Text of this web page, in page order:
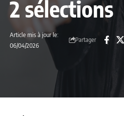
2 sélections
Article mis à jour le:
06/04/2026
Partager